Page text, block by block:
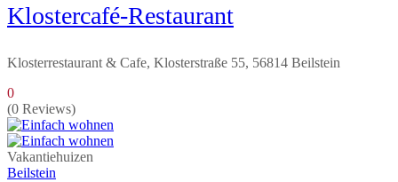
Klostercafé-Restaurant
Klosterrestaurant & Cafe, Klosterstraße 55, 56814 Beilstein
0
(0 Reviews)
Vakantiehuizen
Beilstein